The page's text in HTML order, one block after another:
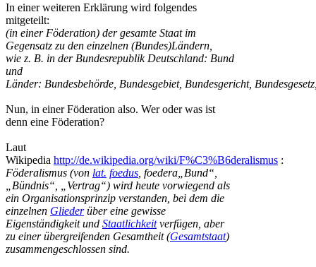
In einer weiteren Erklärung wird folgendes
mitgeteilt:
(in einer Föderation) der gesamte Staat im
Gegensatz zu den einzelnen (Bundes)Ländern,
wie z. B. in der Bundesrepublik Deutschland: Bund
und
Länder: Bundesbehörde, Bundesgebiet, Bundesgericht,
Nun, in einer Föderation also. Wer oder was ist
denn eine Föderation?
Laut
Wikipedia http://de.wikipedia.org/wiki/F%C3%B6deralismus :
Föderalismus (von lat. foedus , foedera„Bund“,
„Bündnis“, „Vertrag“) wird heute vorwiegend als
ein Organisationsprinzip verstanden, bei dem die
einzelnen Gliederüber eine gewisse
Eigenständigkeit und Staatlichkeitverfügen, aber
zu einer übergreifenden Gesamtheit (Gesamtstaat)
zusammengeschlossen sind.